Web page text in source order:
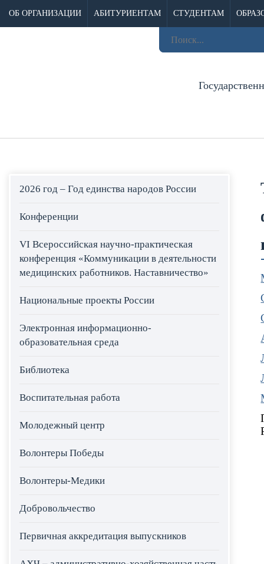
ОБ ОРГАНИЗАЦИИ АБИТУРИЕНТАМ СТУДЕНТАМ
2026 год – Год единства народов России
Конференции
VI Всероссийская научно-практическая
конференция «Коммуникации в деятельности
медицинских работников. Наставничество»
Национальные проекты России
Электронная информационно-
образовательная среда
Библиотека
Воспитательная работа
Молодежный центр
Волонтеры Победы
Волонтеры-Медики
Добровольчество
Первичная аккредитация выпускников